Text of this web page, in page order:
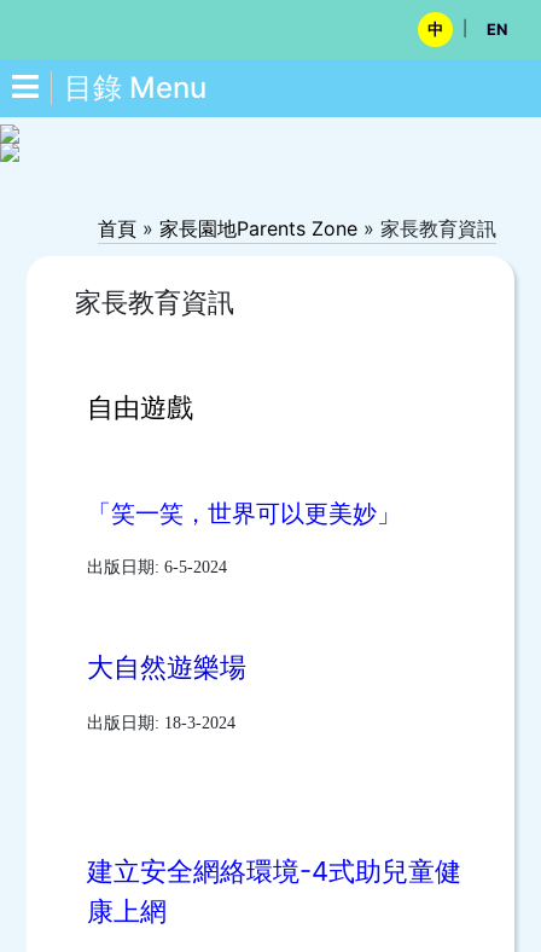
中 EN
目錄 Menu
首頁» 家長園地Parents Zone» 家長教育資訊
家長教育資訊
自由遊戲
「笑一笑，世界可以更美妙」
出版日期: 6-5-2024
大自然遊樂場
出版日期: 18-3-2024
建立安全網絡環境-4式助兒童健
康上網